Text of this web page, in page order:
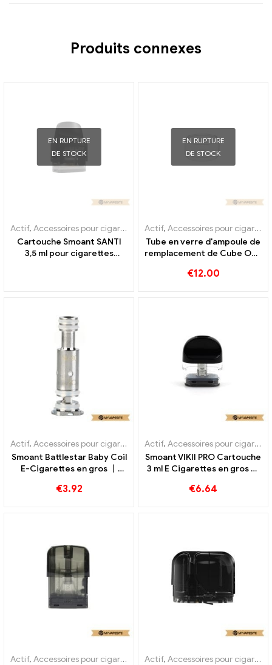
Produits connexes
EN RUPTURE
DE STOCK
Actif, Accessoires pour cigarettes électroniques ,Évaporateur
Cartouche Smoant SANTI
3,5 ml pour cigarettes
EN RUPTURE
DE STOCK
Actif, Accessoires pour cigarettes électroniques
Tube en verre d'ampoule de
remplacement de Cube OBS
en gros de cigarettes
€12.00
Actif, Accessoires pour cigarettes électroniques ,Évaporateur
Smoant Battlestar Baby Coil
E-Cigarettes en gros 丨
€3.92
Actif, Accessoires pour cigarettes électroniques
Smoant VIKII PRO Cartouche
3 ml E Cigarettes en gros 丨
€6.64
Actif, Accessoires pour cigarettes électroniques ,Évaporateur
Actif, Accessoires pour cigarettes électroniques